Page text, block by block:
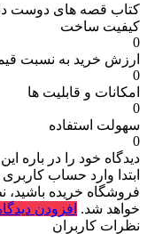
کتاب قصه های دوست داشتنی 6 شاید
کیفیت ساخت
0
ارزش خرید به نسبت
0
امکانات و قابلیت ها
0
سهولت استفاده
0
دیدگاه خود را در باره این
ابتدا وارد حساب
فروشگاه خریده
خواهد شد. افزودن
نظرات کاربران